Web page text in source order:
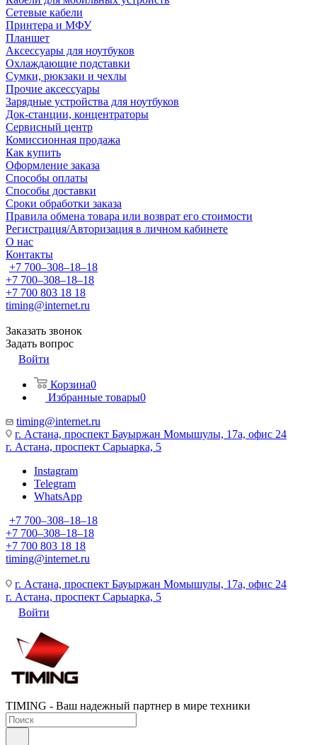
Сетевые кабели
Принтера и МФУ
Планшет
Аксессуары для ноутбуков
Охлаждающие подставки
Сумки, рюкзаки и чехлы
Прочие аксессуары
Зарядные устройства для ноутбуков
Док-станции, концентраторы
Сервисный центр
Комиссионная продажа
Как купить
Оформление заказа
Способы оплаты
Способы доставки
Сроки обработки заказа
Правила обмена товара или возврат его стоимости
Регистрация/Авторизация в личном кабинете
О нас
Контакты
+7 700‒308‒18‒18
+7 700‒308‒18‒18
+7 700 803 18 18
timing@internet.ru
Заказать звонок
Задать вопрос
Войти
Корзина0
Избранные товары0
timing@internet.ru
г. Астана, проспект Бауыржан Момышулы, 17а, офис 24
г. Астана, проспект Сарыарка, 5
Instagram
Telegram
WhatsApp
+7 700‒308‒18‒18
+7 700‒308‒18‒18
+7 700 803 18 18
timing@internet.ru
г. Астана, проспект Бауыржан Момышулы, 17а, офис 24
г. Астана, проспект Сарыарка, 5
Войти
TIMING - Ваш надежный партнер в мире техники